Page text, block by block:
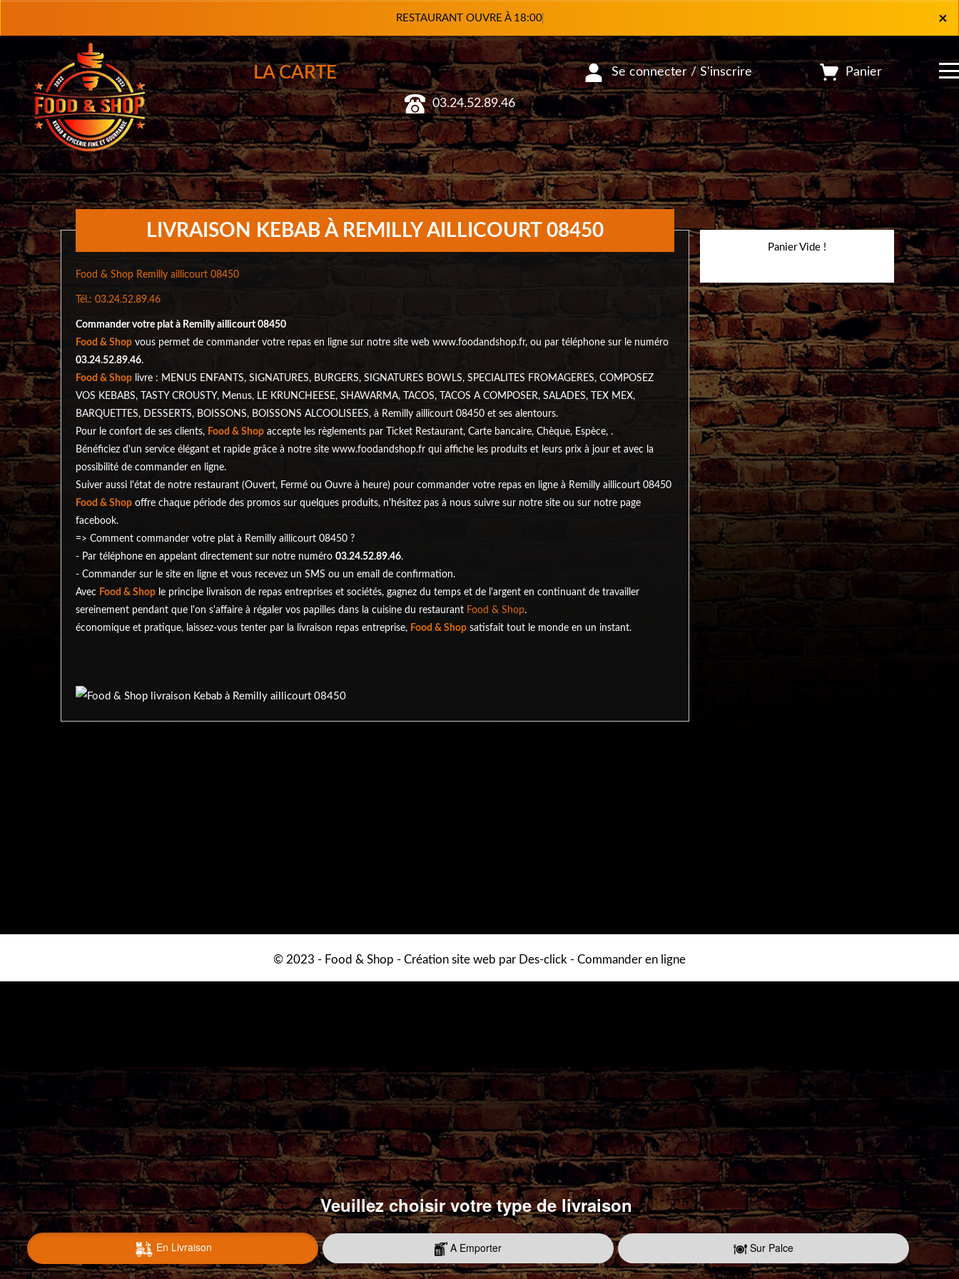
×
RESTAURANT OUVRE À
LA CARTE 03.24.52.89.46 Se connecter / S'inscrire Panier
×
LIVRAISON KEBAB À REMILLY AILLICOURT 08450
Food & Shop Remilly aillicourt 08450
Tél.: 03.24.52.89.46
Commander votre plat à Remilly aillicourt 08450
Food & Shop vous permet de commander votre repas en ligne sur notre site web www.foodandshop.fr, ou par téléphone sur le numéro
03.24.52.89.46.
Food & Shop livre : MENUS ENFANTS, SIGNATURES, BURGERS, SIGNATURES BOWLS, SPECIALITES FROMAGERES, COMPOSEZ
VOS KEBABS, TASTY CROUSTY, Menus, LE KRUNCHEESE, SHAWARMA, TACOS, TACOS A COMPOSER, SALADES, TEX MEX,
BARQUETTES, DESSERTS, BOISSONS, BOISSONS ALCOOLISEES, à Remilly aillicourt 08450 et ses alentours.
Pour le confort de ses clients, Food & Shop accepte les règlements par Ticket Restaurant, Carte bancaire, Chèque, Espèce, .
Bénéficiez d'un service élégant et rapide grâce à notre site www.foodandshop.fr qui affiche les produits et leurs prix à jour et avec la
possibilité de commander en ligne.
Suiver aussi l'état de notre restaurant (Ouvert, Fermé ou Ouvre à heure) pour commander votre repas en ligne à Remilly aillicourt 08450
Food & Shop offre chaque période des promos sur quelques produits, n'hésitez pas à nous suivre sur notre site ou sur notre page
facebook.
=> Comment commander votre plat à Remilly aillicourt 08450 ?
- Par téléphone en appelant directement sur notre numéro 03.24.52.89.46.
- Commander sur le site en ligne et vous recevez un SMS ou un email de confirmation.
Avec Food & Shop le principe livraison de repas entreprises et sociétés, gagnez du temps et de l'argent en continuant de travailler
sereinement pendant que l'on s'affaire à régaler vos papilles dans la cuisine du restaurant Food & Shop.
économique et pratique, laissez-vous tenter par la livraison repas entreprise, Food & Shop satisfait tout le monde en un instant.
Panier Vide !
© 2023 - Food & Shop - Création site web par Des-click - Commander en ligne